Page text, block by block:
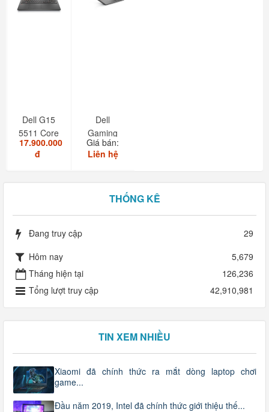
Dell G15
5511 Core
i7 11850H
RAM
17.900.000
đ
Dell
Gaming
G15-5511
Giá bán:
Liên hệ
THỐNG KÊ
Đang truy cập
29
Hôm nay
5,679
Tháng hiện tại
126,236
Tổng lượt truy cập
42,910,981
TIN XEM NHIỀU
Xiaomi đã chính thức ra mắt dòng laptop chơi
game...
Đầu năm 2019, Intel đã chính thức giới thiệu thế...